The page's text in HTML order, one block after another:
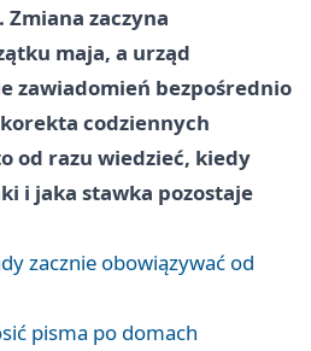
Zmiana zaczyna
maja, a urząd
zawiadomień bezpośrednio
codziennych
od razu wiedzieć, kiedy
i jaka stawka pozostaje
zacznie obowiązywać od
pisma po domach